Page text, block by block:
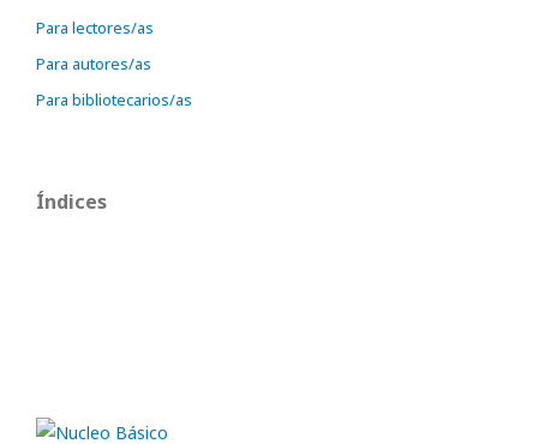
Para lectores/as
Para autores/as
Para bibliotecarios/as
Índices